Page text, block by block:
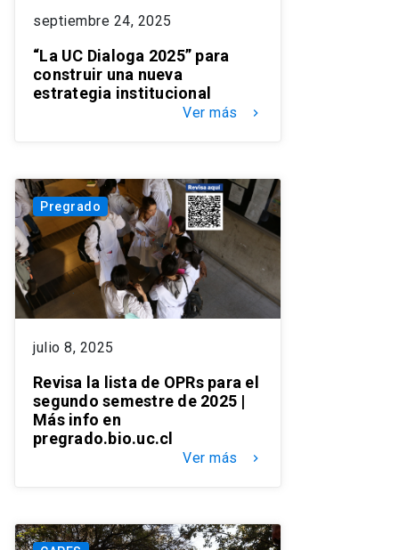
septiembre 24, 2025
“La UC Dialoga 2025” para
construir una nueva
estrategia institucional
Ver más keyboard_arrow_right
Pregrado
julio 8, 2025
Revisa la lista de OPRs para el
segundo semestre de 2025 |
Más info en
pregrado.bio.uc.cl
Ver más keyboard_arrow_right